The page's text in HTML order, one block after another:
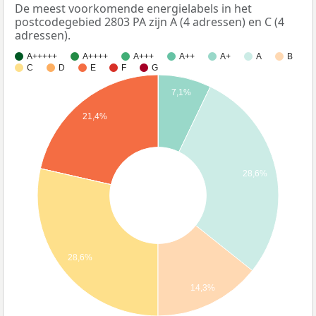
De meest voorkomende energielabels in het
postcodegebied 2803 PA zijn A (4 adressen) en C (4
adressen).
A+++++ A++++ A+++ A++ A+ A
B
C
D E F G
7,1%
28,6%
21,4%
28,6%
14,3%